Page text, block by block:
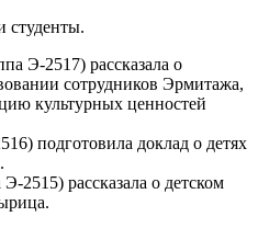
студенты.
Э-2517) рассказала о
сотрудников Эрмитажа,
культурных ценностей
подготовила доклад о детях
рассказала о детском